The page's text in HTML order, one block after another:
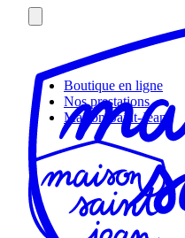
Skip
to
Boutique en ligne
Nos prestations
Maison Saint-Jean